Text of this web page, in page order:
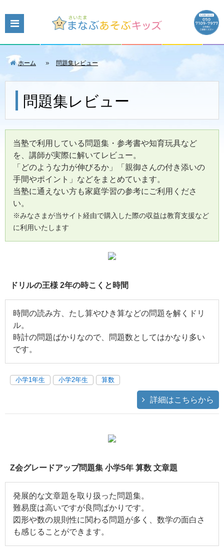
ホーム 問題集レビュー
問題集レビュー
当塾で利用している問題集・参考書や知育玩具など
を、講師が実際に解いてレビュー。
「どのような力が伸びるか」「親御さんの付き添いの
手間やポイント」などをまとめています。
当塾に通えない方も家庭学習の参考にご利用くださ
い。
※みなさまが当サイト経由で購入した際の収益は教育支援など
に利用いたします
ドリルの王様 2年の時こくと時間
時間の読み方、たし算やひき算などの問題を解くドリ
ル。
時計の問題ばかりなので、問題数としてはかなり多い
です。
小学1年生 小学2年生 算数
詳細はこちらから
Z会グレードアップ問題集 小学5年 算数 文章題
発展的な文章題を取り扱った問題集。
難易度は高いですが良問ばかりです。
図形や数の規則性に関わる問題が多く、数学の面白さ
も感じることができます。